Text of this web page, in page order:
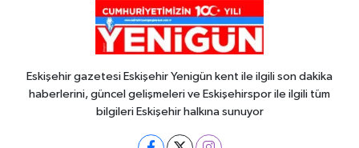
Eskişehir gazetesi Eskişehir Yenigün kent ile ilgili son dakika
haberlerini, güncel gelişmeleri ve Eskişehirspor ile ilgili tüm
bilgileri Eskişehir halkına sunuyor